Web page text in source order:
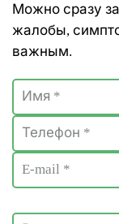
Можно сразу
жалобы,
важным.